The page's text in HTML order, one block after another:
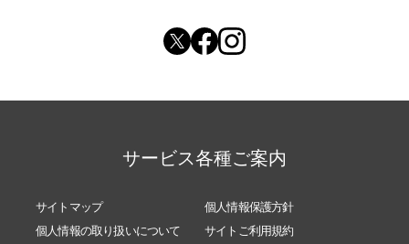
サービス各種ご案内
サイトマップ
個人情報保護方針
個人情報の取り扱いについて
サイトご利用規約